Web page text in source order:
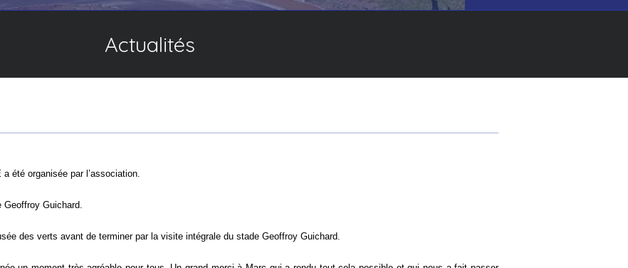
Actualités
été organisée par l’association.
Geoffroy Guichard.
des verts avant de terminer par la visite intégrale du stade Geoffroy Guichard.